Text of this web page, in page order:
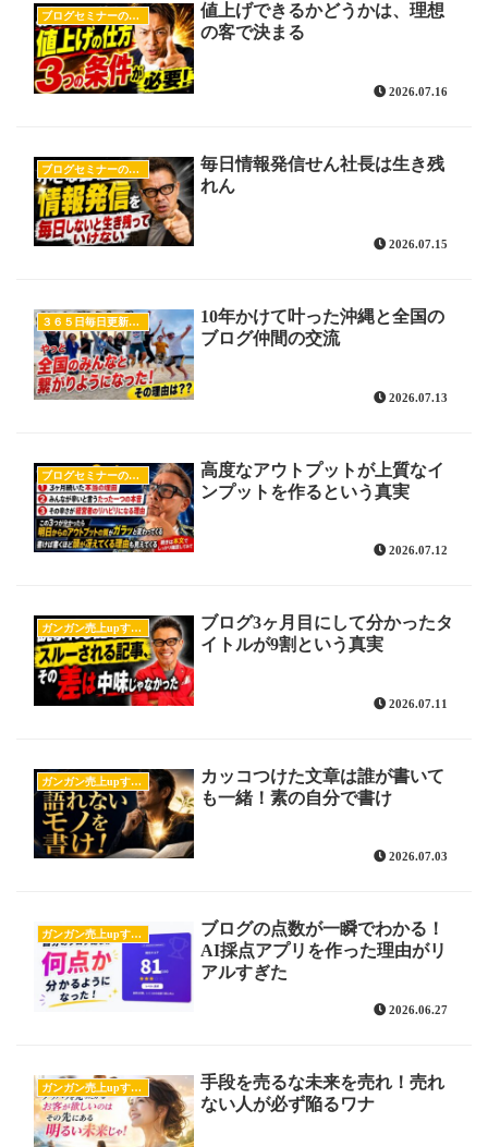
ブログセミナーの様子
値上げできるかどうかは、理想
の客で決まる
2026.07.16
ブログセミナーの様子
毎日情報発信せん社長は生き残
れん
2026.07.15
３６５日毎日更新をした人達
10年かけて叶った沖縄と全国の
ブログ仲間の交流
2026.07.13
ブログセミナーの様子
高度なアウトプットが上質なイ
ンプットを作るという真実
2026.07.12
ガンガン売上upするブログの書き方
ブログ3ヶ月目にして分かったタ
イトルが9割という真実
2026.07.11
ガンガン売上upするブログの書き方
カッコつけた文章は誰が書いて
も一緒！素の自分で書け
2026.07.03
ガンガン売上upするブログの書き方
ブログの点数が一瞬でわかる！
AI採点アプリを作った理由がリ
アルすぎた
2026.06.27
ガンガン売上upするブログの書き方
手段を売るな未来を売れ！売れ
ない人が必ず陥るワナ